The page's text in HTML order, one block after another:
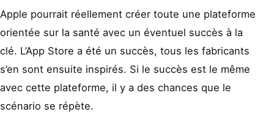
Apple pourrait réellement créer toute une plateforme
orientée sur la santé avec un éventuel succès à la
clé. L’App Store a été un succès, tous les fabricants
s’en sont ensuite inspirés. Si le succès est le même
avec cette plateforme, il y a des chances que le
scénario se répète.